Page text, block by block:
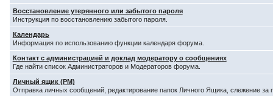
Восстановление утерянного или забытого пароля
Инструкция по восстановлению забытого пароля.
Календарь
Информация по использованию функции календаря форума.
Контакт с администрацией и доклад модератору о сообщениях
Где найти список Администраторов и Модераторов форума.
Личный ящик (PM)
Отправка личных сообщений, редактирование папок Личного Ящика, слежение